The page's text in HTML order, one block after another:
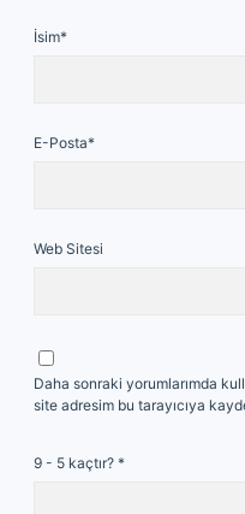
İsim*
E-Posta*
Web Sitesi
Daha sonraki yorumlarımda
site adresim bu tarayıcıya
9 - 5 kaçtır? *